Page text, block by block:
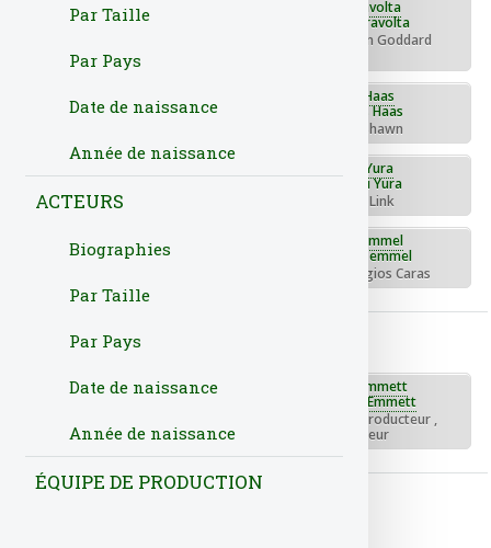
Gina Gershon
Rôle : - Amelia Decker
John Travolta
Rôle : - Mason Goddard
Lukas Haas
Rôle : - Shawn
Rôle : - Penelope
Natali Yura
Rôle : - Link
Quavo
Swen Temmel
Rôle : - Georgios Caras
Producteurs, réalisateurs, ...
Noel Ashman
Randall Emmett
Fonction(s) : Producteur ,
Directeur
Par Taille
Par Pays
Date de naissance
Année de naissance
ACTEURS
Biographies
Par Taille
Par Pays
Date de naissance
Année de naissance
ÉQUIPE DE PRODUCTION